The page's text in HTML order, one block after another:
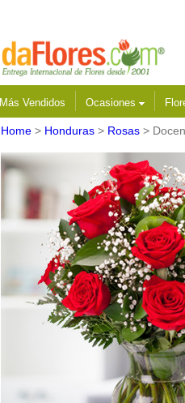
Más Vendidos Ocasiones
Home > Honduras > Rosas >